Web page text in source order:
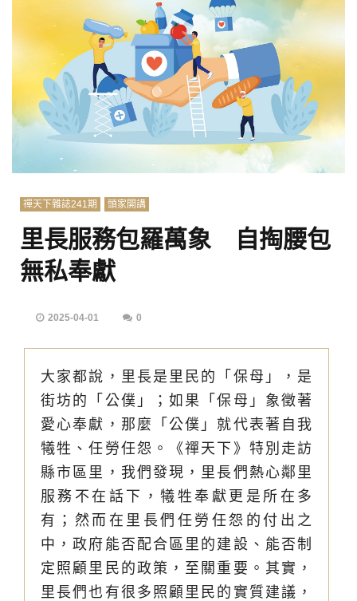
禪天下雜誌241期 頭家開講
里長服務包羅萬象 自掏腰包
無私奉獻
2025-04-01 0
大家都說，里長是里民的「保母」，是
街坊的「公僕」；如果「保母」象徵著
愛心奉獻，那麼「公僕」就代表著自我
犧牲、任勞任怨。《禪天下》特別走訪
縣市區里，我們發現，里長們熱心鄰里
服務不在話下，犧牲奉獻更是所在多
有；然而在里長們任勞任怨的付出之
中，政府能否配合區里的建設、能否制
定照顧里民的政策，至關重要。其實，
里長們也有很多照顧里民的實質建議，